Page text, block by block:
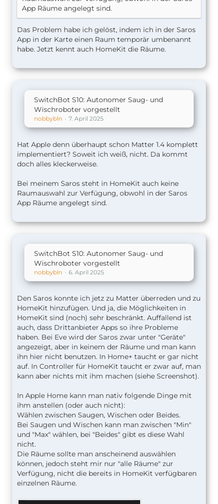
App Räume angelegt sind.
Das Problem habe ich gelöst, indem ich in der Saros
App in der Karte einen Raum temporär umbenannt
habe. Jetzt kennt auch HomeKit die Räume.
SwitchBot S10: Autonomer Saug- und
Wischroboter vorgestellt
nobbybln 7. April 2025
Hat Apple denn überhaupt schon Matter 1.4 komplett
implementiert? Soweit ich weiß, nicht. Da kommt
doch alles kleckerweise.
Bei meinem Saros steht in HomeKit auch keine
Raumauswahl zur Verfügung, obwohl in der Saros
App Räume angelegt sind.
SwitchBot S10: Autonomer Saug- und
Wischroboter vorgestellt
nobbybln 6. April 2025
Den Saros konnte ich jetz zu Matter überreden und zu
HomeKit hinzufügen. Und ja, die Möglichkeiten in
HomeKit sind (noch) sehr beschränkt. Auffallend ist
auch, dass Drittanbieter Apps so ihre Probleme
haben. Bei Eve wird der Saros zwar unter "Geräte"
angezeigt, aber in keinem der Räume und man kann
ihn hier nicht benutzen. In Home+ taucht er gar nicht
auf. In Controller für HomeKit taucht er zwar auf, man
kann aber nichts mit ihm machen (siehe Screenshot).
In Apple Home kann man nativ folgende Dinge mit
ihm anstellen (oder auch nicht):
Wählen zwischen Saugen, Wischen oder Beides.
Bei Saugen und Wischen kann man zwischen "Min"
und "Max" wählen, bei "Beides" gibt es diese Wahl
nicht.
Die Räume sollte man anscheinend auswählen
können, jedoch steht mir nur "alle Räume" zur
Verfügung, nicht die bereits in HomeKit verfügbaren
einzelnen Räume.